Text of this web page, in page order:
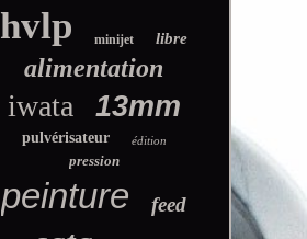
hvlp minijet libre
alimentation
iwata 13mm
pulvérisateur édition
pression
peinture feed